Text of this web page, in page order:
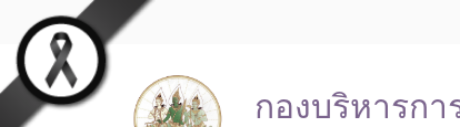
Skip to main content
กองบริหารกา